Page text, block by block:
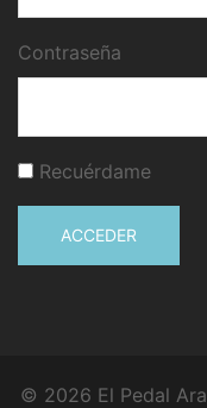
Contraseña
Recuérdame
ACCEDER
© 2026 El Pedal